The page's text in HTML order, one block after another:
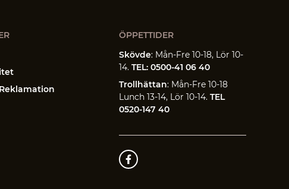
ÖPPETTIDER
Skövde: Mån-Fre 10-18, Lör 10-
14.TEL: 0500-41 06 40
Trollhättan: Mån-Fre 10-18
Lunch 13-14, Lör 10-14.TEL
0520-147 40